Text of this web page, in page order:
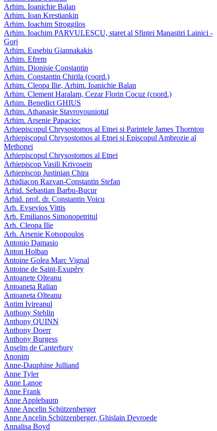
Arhim. Ioanichie Balan
Arhim. Ioan Krestiankin
Arhim. Ioachim Stroggilos
Arhim. Ioachim PARVULESCU, staret al Sfintei Manastiri Lainici -
Gorj
Arhim. Eusebiu Giannakakis
Arhim. Efrem
Arhim. Dionisie Constantin
Arhim. Constantin Chirila (coord.)
Arhim. Cleopa Ilie, Arhim. Ioanichie Balan
Arhim. Clement Haralam, Cezar Florin Cocuz (coord.)
Arhim. Benedict GHIUS
Arhim. Athanasie Stavrovouniotul
Arhim. Arsenie Papacioc
Arhiepiscopul Chrysostomos al Etnei si Parintele James Thornton
Arhiepiscopul Chrysostomos al Etnei si Episcopul Ambrozie al
Methonei
Arhiepiscopul Chrysostomos al Etnei
Arhiepiscop Vasili Krivosein
Arhiepiscop Justinian Chira
Arhidiacon Razvan-Constantin Stefan
Arhid. Sebastian Barbu-Bucur
Arhid. prof. dr. Constantin Voicu
Arh. Evsevios Vittis
Arh. Emilianos Simonopetritul
Arh. Cleopa Ilie
Arh. Arsenie Kotsopoulos
Antonio Damasio
Anton Holban
Antoine Golea Marc Vignal
Antoine de Saint-Exupéry
Antoanete Olteanu
Antoaneta Ralian
Antoaneta Olteanu
Antim Ivireanul
Anthony Stehlin
Anthony QUINN
Anthony Doerr
Anthony Burgess
Anselm de Canterbury
Anonim
Anne-Dauphine Julliand
Anne Tyler
Anne Lanoe
Anne Frank
Anne Applebaum
Anne Ancelin Schützenberger
Anne Ancelin Schützenberger, Ghislain Devroede
Annalisa Boyd